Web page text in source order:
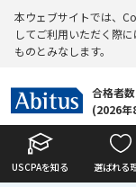
本ウェブサイトでは、
してご利用いただく際に
ものとみなします。
合格者
(2026年
USCPAを知る 選ばれる